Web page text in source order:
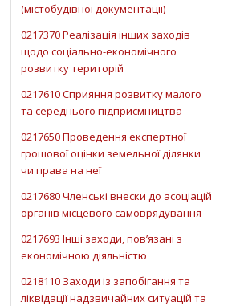
(містобудівної документації)
0217370 Реалізація інших заходів
щодо соціально-економічного
розвитку територій
0217610 Сприяння розвитку малого
та середнього підприємництва
0217650 Проведення експертної
грошової оцінки земельної ділянки
чи права на неї
0217680 Членські внески до асоціацій
органів місцевого самоврядування
0217693 Інші заходи, пов’язані з
економічною діяльністю
0218110 Заходи із запобігання та
ліквідації надзвичайних ситуацій та